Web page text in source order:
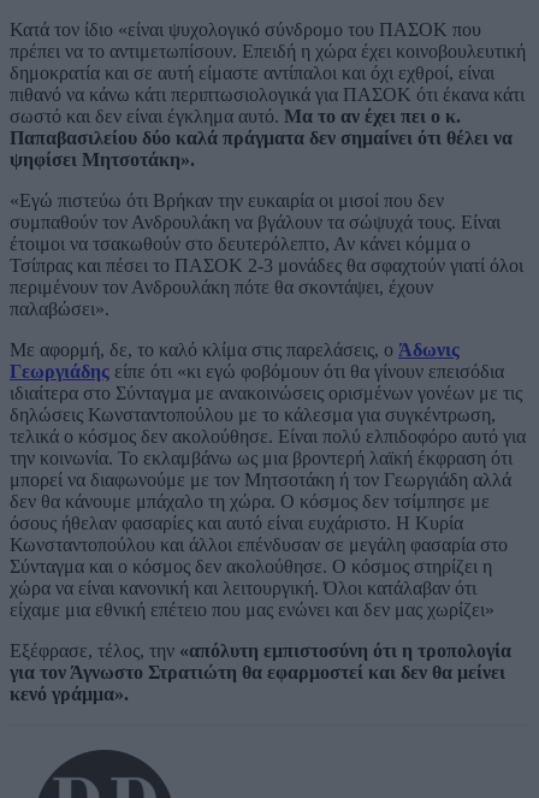
Κατά τον ίδιο «είναι ψυχολογικό σύνδρομο του ΠΑΣΟΚ που
πρέπει να το αντιμετωπίσουν. Επειδή η χώρα έχει κοινοβουλευτική
δημοκρατία και σε αυτή είμαστε αντίπαλοι και όχι εχθροί, είναι
πιθανό να κάνω κάτι περιπτωσιολογικά για ΠΑΣΟΚ ότι έκανα κάτι
σωστό και δεν είναι έγκλημα αυτό. Μα το αν έχει πει ο κ.
Παπαβασιλείου δύο καλά πράγματα δεν σημαίνει ότι θέλει να
ψηφίσει Μητσοτάκη».
«Εγώ πιστεύω ότι Βρήκαν την ευκαιρία οι μισοί που δεν
συμπαθούν τον Ανδρουλάκη να βγάλουν τα σώψυχά τους. Είναι
έτοιμοι να τσακωθούν στο δευτερόλεπτο, Αν κάνει κόμμα ο
Τσίπρας και πέσει το ΠΑΣΟΚ 2-3 μονάδες θα σφαχτούν γιατί όλοι
περιμένουν τον Ανδρουλάκη πότε θα σκοντάψει, έχουν
παλαβώσει».
Με αφορμή, δε, το καλό κλίμα στις παρελάσεις, ο Άδωνις
Γεωργιάδης είπε ότι «κι εγώ φοβόμουν ότι θα γίνουν επεισόδια
ιδιαίτερα στο Σύνταγμα με ανακοινώσεις ορισμένων γονέων με τις
δηλώσεις Κωνσταντοπούλου με το κάλεσμα για συγκέντρωση,
τελικά ο κόσμος δεν ακολούθησε. Είναι πολύ ελπιδοφόρο αυτό για
την κοινωνία. Το εκλαμβάνω ως μια βροντερή λαϊκή έκφραση ότι
μπορεί να διαφωνούμε με τον Μητσοτάκη ή τον Γεωργιάδη αλλά
δεν θα κάνουμε μπάχαλο τη χώρα. Ο κόσμος δεν τσίμπησε με
όσους ήθελαν φασαρίες και αυτό είναι ευχάριστο. Η Κυρία
Κωνσταντοπούλου και άλλοι επένδυσαν σε μεγάλη φασαρία στο
Σύνταγμα και ο κόσμος δεν ακολούθησε. Ο κόσμος στηρίζει η
χώρα να είναι κανονική και λειτουργική. Όλοι κατάλαβαν ότι
είχαμε μια εθνική επέτειο που μας ενώνει και δεν μας χωρίζει»
Εξέφρασε, τέλος, την «απόλυτη εμπιστοσύνη ότι η τροπολογία
για τον Άγνωστο Στρατιώτη θα εφαρμοστεί και δεν θα μείνει
κενό γράμμα».